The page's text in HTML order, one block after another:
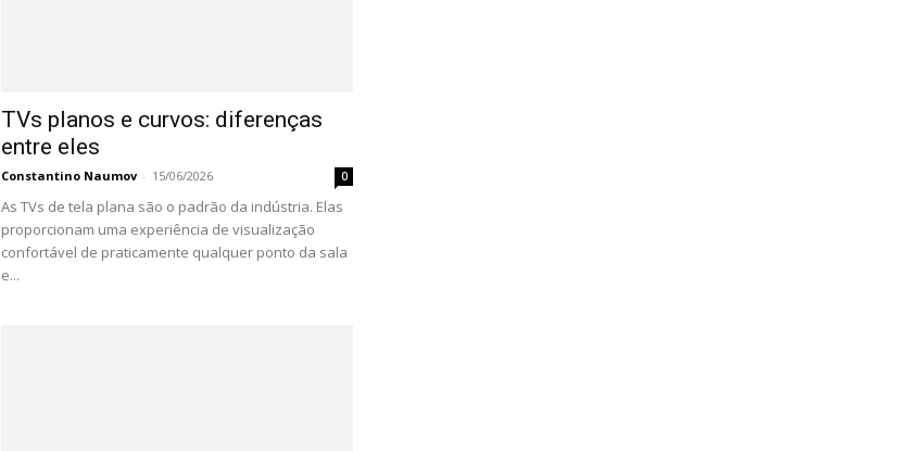
TVs planos e curvos: diferenças
entre eles
Constantino Naumov - 15/06/2026 0
As TVs de tela plana são o padrão da indústria. Elas
proporcionam uma experiência de visualização
confortável de praticamente qualquer ponto da sala
e...